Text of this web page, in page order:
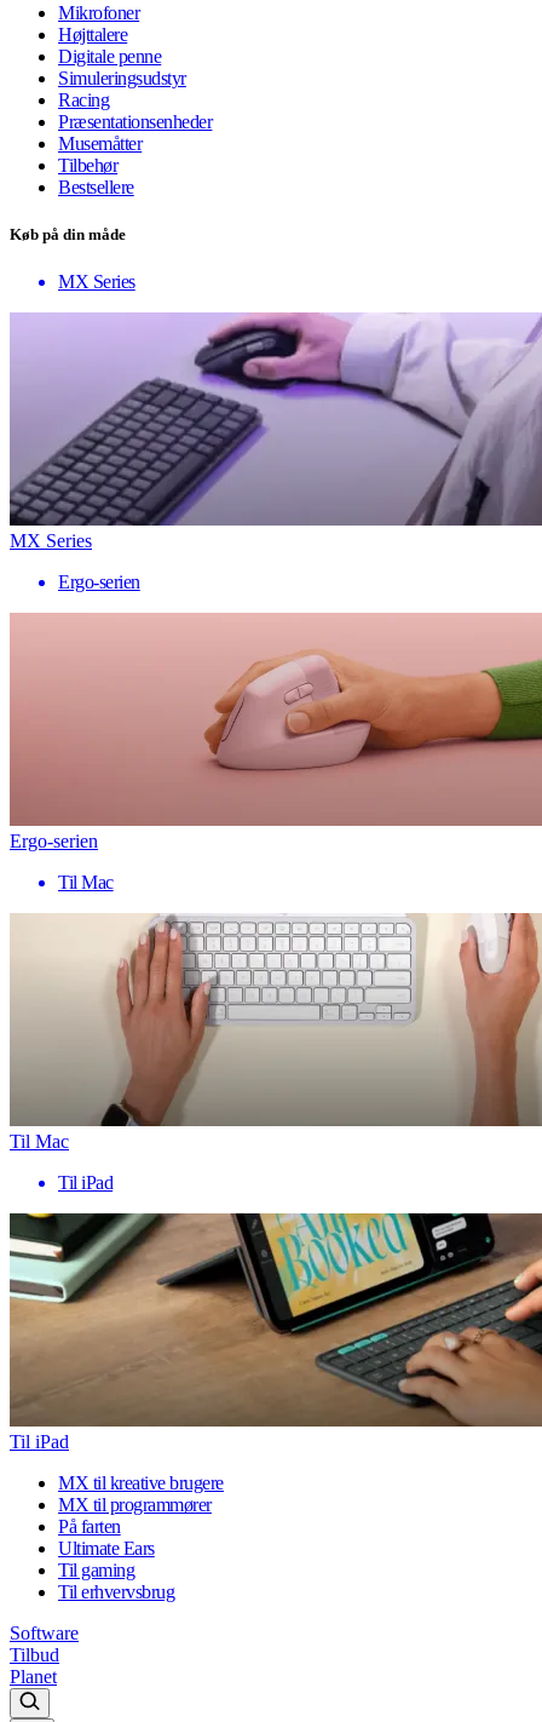
Mikrofoner
Højttalere
Digitale penne
Simuleringsudstyr
Racing
Præsentationsenheder
Musemåtter
Tilbehør
Bestsellere
Køb på din måde
MX Series
MX Series
Ergo-serien
Ergo-serien
Til Mac
Til Mac
Til iPad
Til iPad
MX til kreative brugere
MX til programmører
På farten
Ultimate Ears
Til gaming
Til erhvervsbrug
Software
Tilbud
Planet